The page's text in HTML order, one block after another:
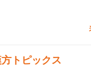
トピックス